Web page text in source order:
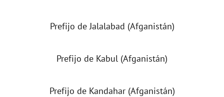
Prefijo de Jalalabad (Afganistán)
Prefijo de Kabul (Afganistán)
Prefijo de Kandahar (Afganistán)